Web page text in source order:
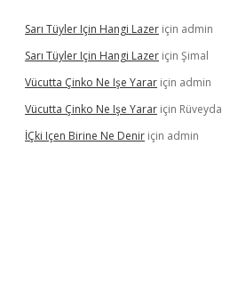
Sarı Tüyler Için Hangi Lazer için admin
Sarı Tüyler Için Hangi Lazer için Şimal
Vücutta Çinko Ne Işe Yarar için admin
Vücutta Çinko Ne Işe Yarar için Rüveyda
İÇki Içen Birine Ne Denir için admin